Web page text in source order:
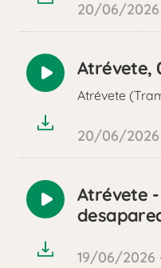
20/06/2026
Reproducir
audio
Atrévete,
Atrévete
20/06/2026
Reproducir
audio
Atrévete
19/06/2026